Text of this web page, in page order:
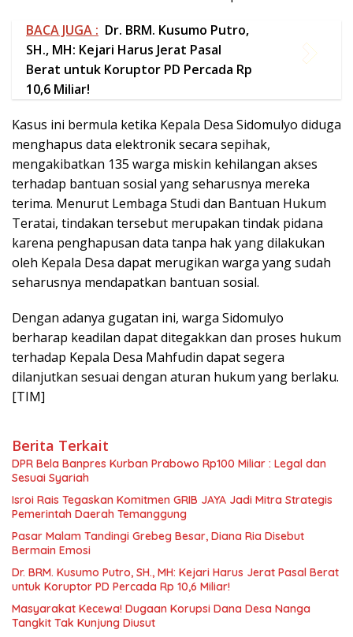
mengakibatkan 135 warga miskin kehilangan akses
terhadap bantuan sosial yang seharusnya mereka
terima. Menurut Lembaga Studi dan Bantuan Hukum
Teratai, tindakan tersebut merupakan tindak pidana
oleh Kepala Desa dapat merugikan warga yang sudah
seharusnya mendapatkan bantuan sosial.
Dengan adanya gugatan ini, warga Sidomulyo
berharap keadilan dapat ditegakkan dan proses hukum
terhadap Kepala Desa Mahfudin dapat segera
dilanjutkan sesuai dengan aturan hukum yang berlaku.
[TIM]
Berita Terkait
DPR Bela Banpres Kurban Prabowo Rp100 Miliar : Legal dan
Sesuai Syariah
Isroi Rais Tegaskan Komitmen GRIB JAYA Jadi Mitra Strategis
Pemerintah Daerah Temanggung
Pasar Malam Tandingi Grebeg Besar, Diana Ria Disebut
Dr. BRM. Kusumo Putro, SH., MH: Kejari Harus Jerat Pasal Berat
untuk Koruptor PD Percada Rp 10,6 Miliar!
Masyarakat Kecewa! Dugaan Korupsi Dana Desa Nanga
Tangkit Tak Kunjung Diusut
Kuasa Hukum Warga Sidomulyo: Penyidikan Kasus Kades
Berputar Seperti Obat Nyamuk
Bagikan ini:
X
Facebook